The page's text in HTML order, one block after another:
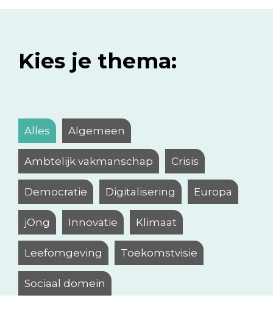
Kies je thema:
Alles Algemeen
Ambtelijk vakmanschap Crisis
Democratie Digitalisering Europa
jOng Innovatie Klimaat
Leefomgeving Toekomstvisie
Sociaal domein